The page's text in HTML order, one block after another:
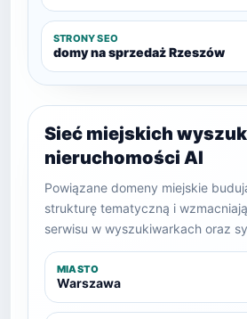
STRONY SEO
domy na sprzedaż Rzeszów
Sieć miejskich
nieruchomości AI
Powiązane domeny miejskie
strukturę tematyczną i
serwisu w wyszukiwarkach oraz
MIASTO
Warszawa